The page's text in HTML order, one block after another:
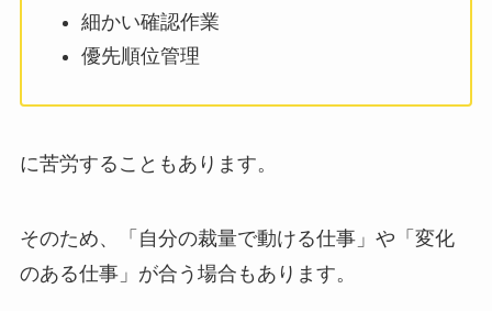
細かい確認作業
優先順位管理
に苦労することもあります。
そのため、「自分の裁量で動ける仕事」や「変化
のある仕事」が合う場合もあります。